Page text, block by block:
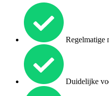
Regelmatige
Duidelijke